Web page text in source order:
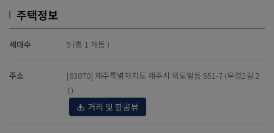
주택정보
세대수 9 (총 1 개동 )
주소
[63070] 제주특별자치도 제주시 외도일동 551-7 (우령2길 2
1)
거리 및 항공뷰